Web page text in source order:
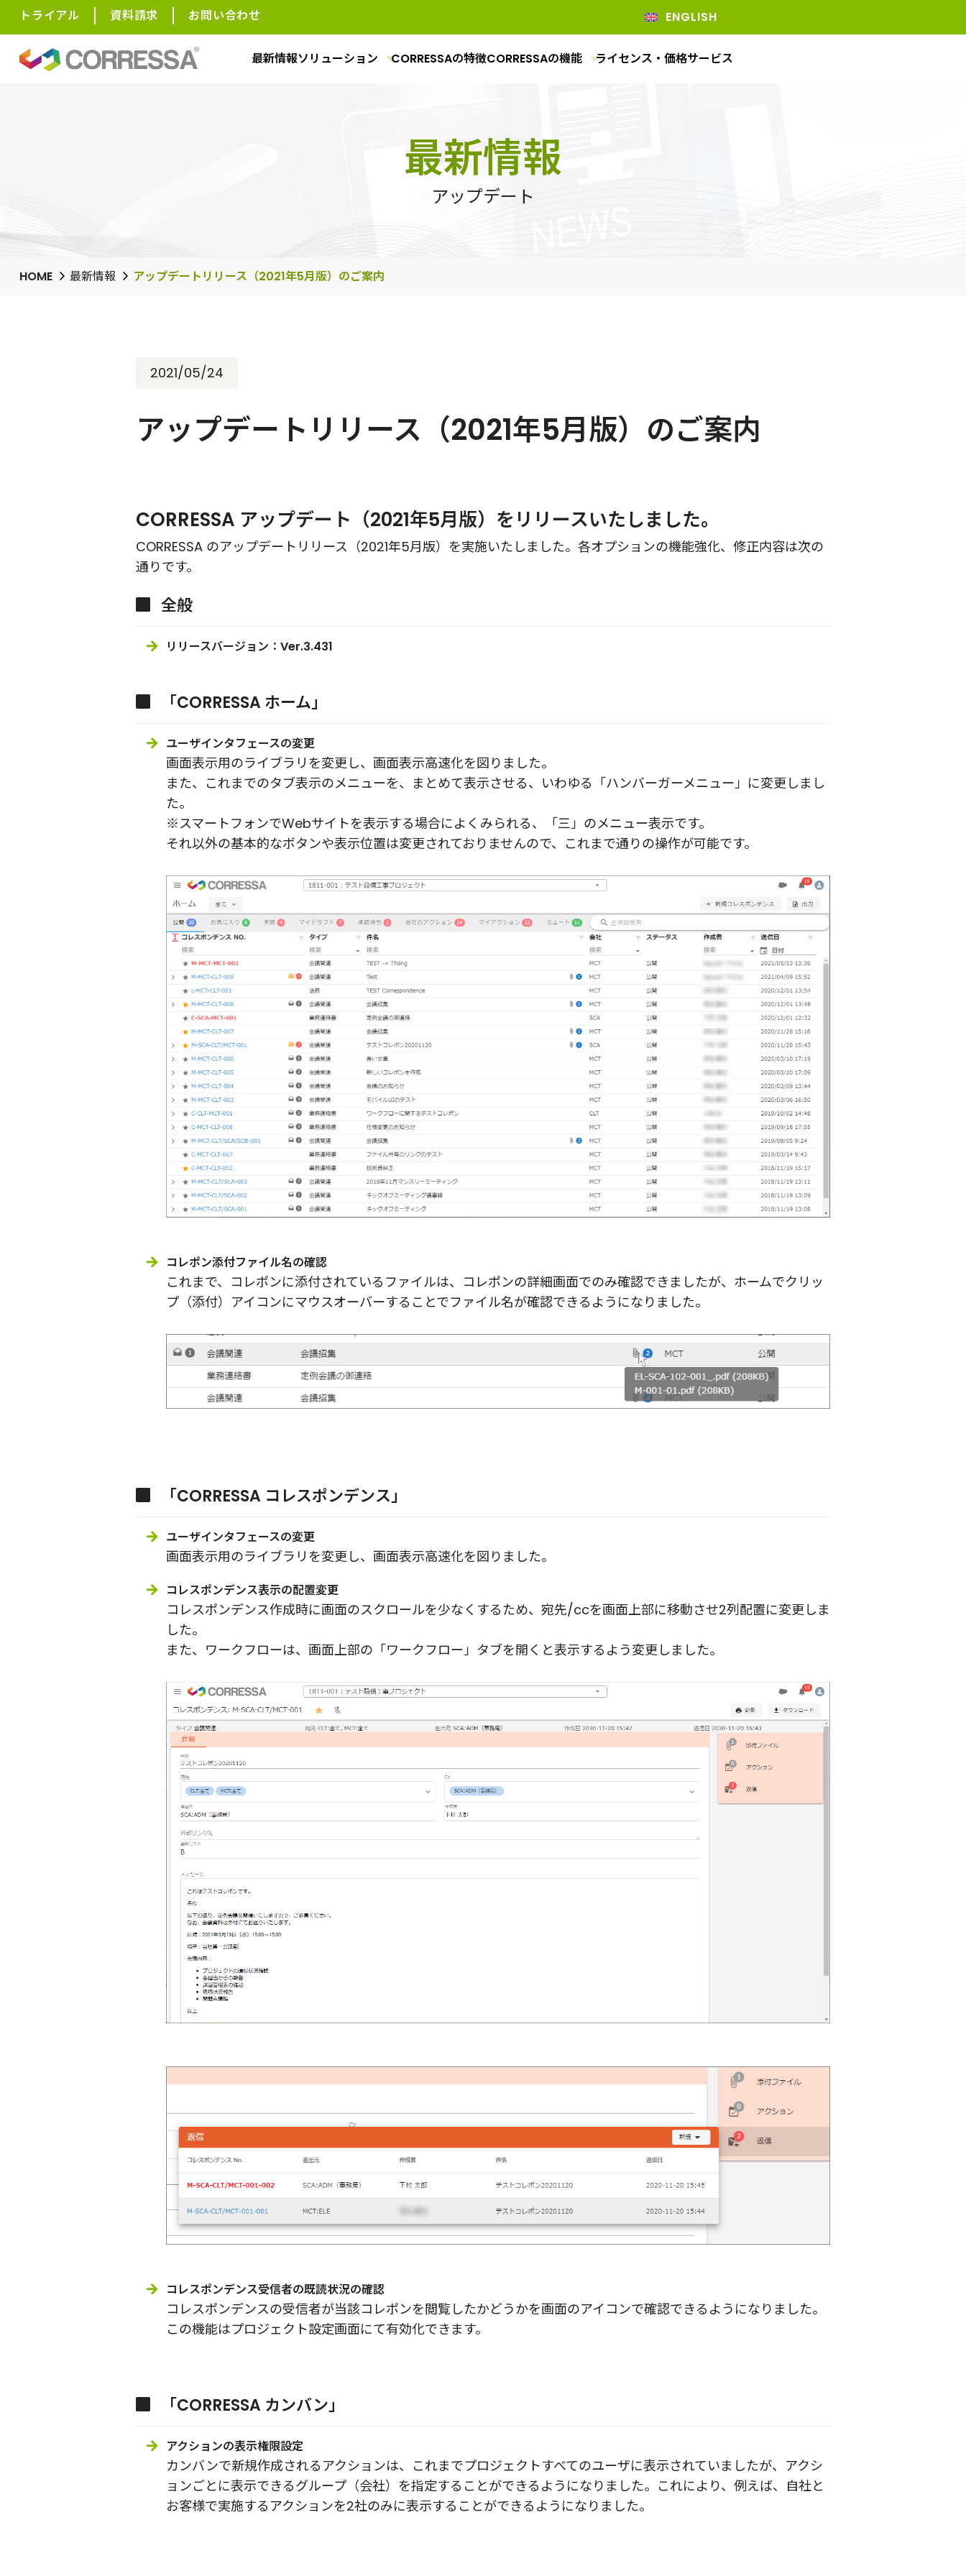
トライアル 資料請求 お問い合わせ ENGLISH
最新情報ソリューション CORRESSAの特徴CORRESSAの機能 ライセンス・価格サービス
最新情報
アップデート
HOME 最新情報 アップデートリリース（2021年5月版）のご案内
2021/05/24
アップデートリリース（2021年5月版）のご案内
CORRESSA アップデート（2021年5月版）をリリースいたしました。
CORRESSA のアップデートリリース（2021年5月版）を実施いたしました。各オプションの機能強化、修正内容は次の
通りです。
全般
リリースバージョン：Ver.3.431
「CORRESSA ホーム」
ユーザインタフェースの変更
画面表示用のライブラリを変更し、画面表示高速化を図りました。
また、これまでのタブ表示のメニューを、まとめて表示させる、いわゆる「ハンバーガーメニュー」に変更しまし
た。
※スマートフォンでWebサイトを表示する場合によくみられる、「三」のメニュー表示です。
それ以外の基本的なボタンや表示位置は変更されておりませんので、これまで通りの操作が可能です。
コレポン添付ファイル名の確認
これまで、コレポンに添付されているファイルは、コレポンの詳細画面でのみ確認できましたが、ホームでクリッ
プ（添付）アイコンにマウスオーバーすることでファイル名が確認できるようになりました。
「CORRESSA コレスポンデンス」
ユーザインタフェースの変更
画面表示用のライブラリを変更し、画面表示高速化を図りました。
コレスポンデンス表示の配置変更
コレスポンデンス作成時に画面のスクロールを少なくするため、宛先/ccを画面上部に移動させ2列配置に変更しま
した。
また、ワークフローは、画面上部の「ワークフロー」タブを開くと表示するよう変更しました。
コレスポンデンス受信者の既読状況の確認
コレスポンデンスの受信者が当該コレポンを閲覧したかどうかを画面のアイコンで確認できるようになりました。
この機能はプロジェクト設定画面にて有効化できます。
「CORRESSA カンバン」
アクションの表示権限設定
カンバンで新規作成されるアクションは、これまでプロジェクトすべてのユーザに表示されていましたが、アクシ
ョンごとに表示できるグループ（会社）を指定することができるようになりました。これにより、例えば、自社と
お客様で実施するアクションを2社のみに表示することができるようになりました。